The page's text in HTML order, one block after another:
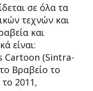
σε όλα τα
τεχνών και
και
είναι:
Cartoon (Sintra-
Βραβείο το
2011,